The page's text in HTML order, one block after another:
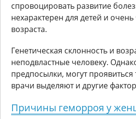
спровоцировать развитие
нехарактерен для детей и
возраста.
Генетическая склонность и
неподвластные человеку.
предпосылки, могут
врачи выделяют и другие
Причины геморроя у